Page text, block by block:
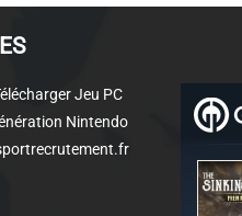
Jeu PC
Nintendo